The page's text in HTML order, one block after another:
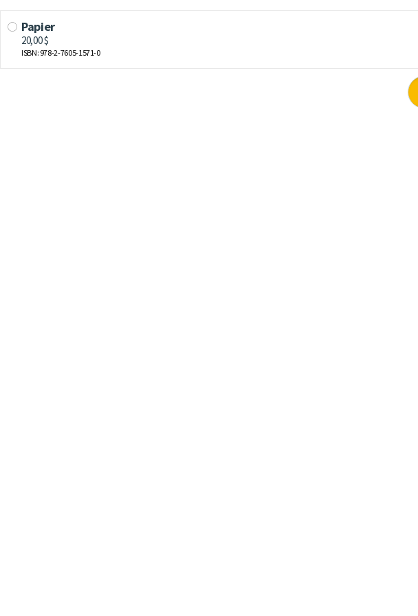
Papier
20,00 $
ISBN: 978-2-7605-1571-0